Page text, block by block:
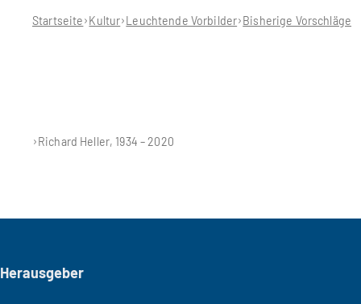
hier:Startseite Kultur Leuchtende Vorbilder Bisherige Vorschläge
Richard Heller, 1934 – 2020
Seitenfuß
Herausgeber